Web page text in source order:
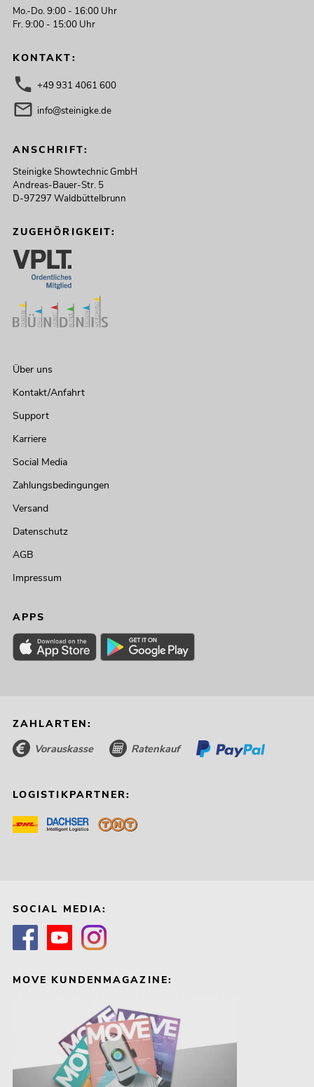
Mo.-Do. 9:00 - 16:00 Uhr
Fr. 9:00 - 15:00 Uhr
KONTAKT:
+49 931 4061 600
info@steinigke.de
ANSCHRIFT:
Steinigke Showtechnic GmbH
Andreas-Bauer-Str. 5
D-97297 Waldbüttelbrunn
ZUGEHÖRIGKEIT:
Über uns
Kontakt/Anfahrt
Support
Karriere
Social Media
Zahlungsbedingungen
Versand
Datenschutz
AGB
Impressum
APPS
ZAHLARTEN:
Vorauskasse Ratenkauf
LOGISTIKPARTNER:
SOCIAL MEDIA:
MOVE KUNDENMAGAZINE: